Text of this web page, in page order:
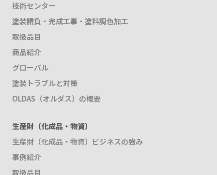
技術センター
塗装請負・完成工事・塗料調色加工
取扱品目
商品紹介
グローバル
塗装トラブルと対策
OLDAS（オルダス）の概要
生産財（化成品・物資）
生産財（化成品・物資）ビジネスの強み
事例紹介
取扱品目